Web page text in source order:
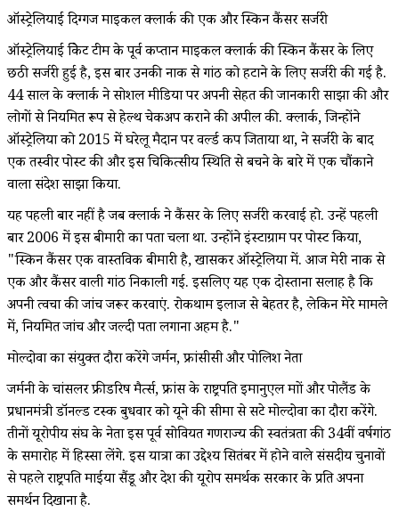
ऑस्ट्रेलियाई दिग्गज माइकल क्लार्क की एक और स्किन कैंसर सर्जरी
ऑस्ट्रेलियाई क्रिकेट टीम के पूर्व कप्तान माइकल क्लार्क की स्किन कैंसर के लिए
छठी सर्जरी हुई है, इस बार उनकी नाक से गांठ को हटाने के लिए सर्जरी की गई है.
44 साल के क्लार्क ने सोशल मीडिया पर अपनी सेहत की जानकारी साझा की और
लोगों से नियमित रूप से हेल्थ चेकअप कराने की अपील की. क्लार्क, जिन्होंने
ऑस्ट्रेलिया को 2015 में घरेलू मैदान पर वर्ल्ड कप जिताया था, ने सर्जरी के बाद
एक तस्वीर पोस्ट की और इस चिकित्सीय स्थिति से बचने के बारे में एक चौंकाने
वाला संदेश साझा किया.
यह पहली बार नहीं है जब क्लार्क ने कैंसर के लिए सर्जरी करवाई हो. उन्हें पहली
बार 2006 में इस बीमारी का पता चला था. उन्होंने इंस्टाग्राम पर पोस्ट किया,
"स्किन कैंसर एक वास्तविक बीमारी है, खासकर ऑस्ट्रेलिया में. आज मेरी नाक से
एक और कैंसर वाली गांठ निकाली गई. इसलिए यह एक दोस्ताना सलाह है कि
अपनी त्वचा की जांच जरूर करवाएं. रोकथाम इलाज से बेहतर है, लेकिन मेरे मामले
में, नियमित जांच और जल्दी पता लगाना अहम है."
मोल्दोवा का संयुक्त दौरा करेंगे जर्मन, फ्रांसीसी और पोलिश नेता
जर्मनी के चांसलर फ्रीडरिष मैर्त्स, फ्रांस के राष्ट्रपति इमानुएल माक्रों और पोलैंड के
प्रधानमंत्री डॉनल्ड टस्क बुधवार को यूक्रेन की सीमा से सटे मोल्दोवा का दौरा करेंगे.
तीनों यूरोपीय संघ के नेता इस पूर्व सोवियत गणराज्य की स्वतंत्रता की 34वीं वर्षगांठ
के समारोह में हिस्सा लेंगे. इस यात्रा का उद्देश्य सितंबर में होने वाले संसदीय चुनावों
से पहले राष्ट्रपति माईया सैंडू और देश की यूरोप समर्थक सरकार के प्रति अपना
समर्थन दिखाना है.